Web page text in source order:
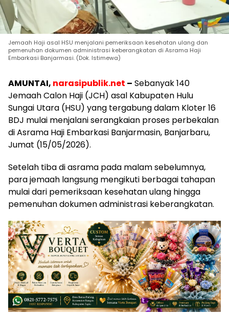
Jemaah Haji asal HSU menjalani pemeriksaan kesehatan ulang dan
pemenuhan dokumen administrasi keberangkatan di Asrama Haji
Embarkasi Banjarmasi. (Dok. Istimewa)
AMUNTAI, narasipublik.net – Sebanyak 140
Jemaah Calon Haji (JCH) asal Kabupaten Hulu
Sungai Utara (HSU) yang tergabung dalam Kloter 16
BDJ mulai menjalani serangkaian proses perbekalan
di Asrama Haji Embarkasi Banjarmasin, Banjarbaru,
Jumat (15/05/2026).
Setelah tiba di asrama pada malam sebelumnya,
para jemaah langsung mengikuti berbagai tahapan
mulai dari pemeriksaan kesehatan ulang hingga
pemenuhan dokumen administrasi keberangkatan.